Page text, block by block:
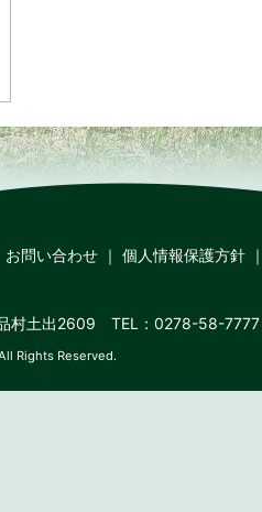
お問い合わせ｜ 個人情報保護方針
村土出2609 TEL：0278-58-
Rights Reserved.